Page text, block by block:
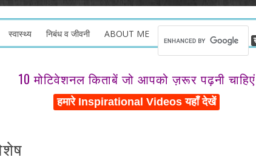
स्वास्थ्य निबंध व जीवनी ABOUT ME
10 मोटिवेशनल किताबें जो आपको ज़रूर पढ़नी चाहिएं